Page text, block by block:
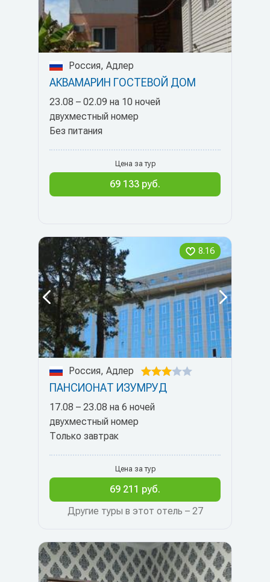
Россия, Адлер
АКВАМАРИН ГОСТЕВОЙ ДОМ
23.08 – 02.09 на 10 ночей
двухместный номер
Без питания
Цена за тур
69 133 руб.
8.16
Россия, Адлер
ПАНСИОНАТ ИЗУМРУД
17.08 – 23.08 на 6 ночей
двухместный номер
Только завтрак
Другие туры в этот отель – 27
Цена за тур
69 211 руб.